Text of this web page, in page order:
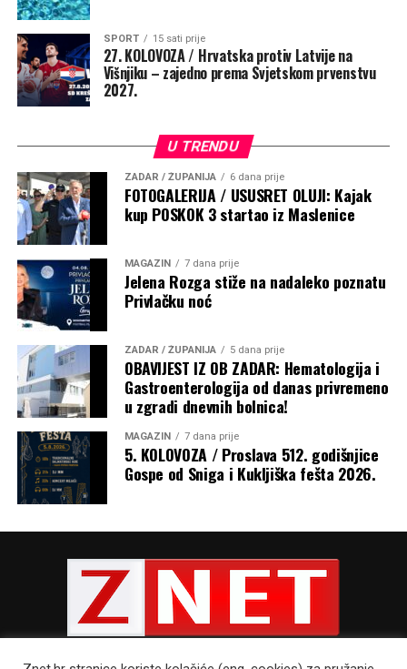
SPORT 15 sati prije
27. KOLOVOZA / Hrvatska protiv Latvije na
Višnjiku – zajedno prema Svjetskom prvenstvu
2027.
U TRENDU
ZADAR / ŽUPANIJA 6 dana prije
FOTOGALERIJA / USUSRET OLUJI: Kajak
kup POSKOK 3 startao iz Maslenice
MAGAZIN 7 dana prije
Jelena Rozga stiže na nadaleko poznatu
Privlačku noć
ZADAR / ŽUPANIJA 5 dana prije
OBAVIJEST IZ OB ZADAR: Hematologija i
Gastroenterologija od danas privremeno
u zgradi dnevnih bolnica!
MAGAZIN 7 dana prije
5. KOLOVOZA / Proslava 512. godišnjice
Gospe od Sniga i Kukljiška fešta 2026.